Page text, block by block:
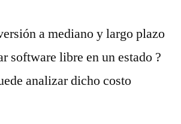
a mediano y largo plazo
software libre en un estado ?
analizar dicho costo